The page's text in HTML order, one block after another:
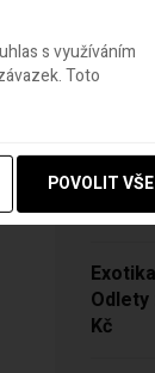
Kč!
korun
Odlety
Kč
s využíváním
Toto
POVOLIT VŠE